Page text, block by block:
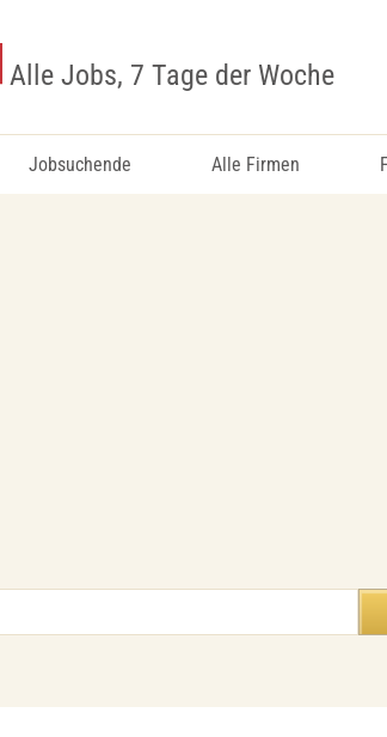
Alle Jobs, 7 Tage der Woche
Jobsuchende Alle Firmen